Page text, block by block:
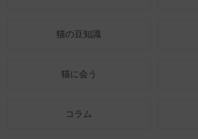
猫の豆知識
猫に会う
コラム